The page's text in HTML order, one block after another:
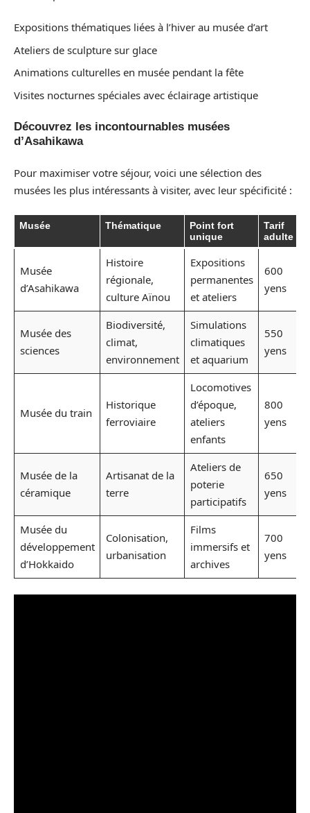
Expositions thématiques liées à l’hiver au musée d’art
Ateliers de sculpture sur glace
Animations culturelles en musée pendant la fête
Visites nocturnes spéciales avec éclairage artistique
Découvrez les incontournables musées
d’Asahikawa
Pour maximiser votre séjour, voici une sélection des
musées les plus intéressants à visiter, avec leur spécificité :
Musée Thématique
Point fort
unique
Tarif
adulte
Musée
d’Asahikawa
Histoire
régionale,
culture Aïnou
Expositions
permanentes
et ateliers
600
yens
Musée des
sciences
Biodiversité,
climat,
environnement
Simulations
climatiques
et aquarium
550
yens
Musée du train
Historique
ferroviaire
Locomotives
d’époque,
ateliers
enfants
800
yens
Musée de la
céramique
Artisanat de la
terre
Ateliers de
poterie
participatifs
650
yens
Musée du
développement
d’Hokkaido
Colonisation,
urbanisation
Films
immersifs et
archives
700
yens